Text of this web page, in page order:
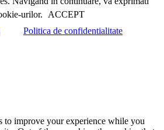
urilor. ACCEPT
Politica de confidentialitate
to improve your experience while you